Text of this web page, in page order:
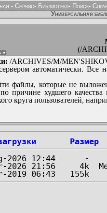
- Сервис- Библиотека- Поиск-
Универсальная
(/
▼
/ARCHIVES/M/
автоматически.
файлы, которые не
причине худшего
круга пользователей,
Размер